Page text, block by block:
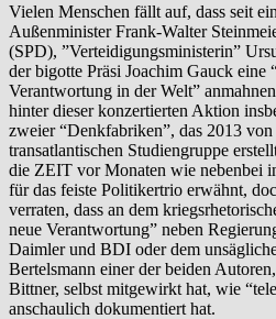
Vielen Menschen fällt auf, dass seit
Außenminister Frank-Walter
(SPD), ”Verteidigungsministerin”
der bigotte Präsi Joachim Gauck eine
Verantwortung in der Welt”
hinter dieser konzertierten Aktion
zweier “Denkfabriken”, das 2013
transatlantischen Studiengruppe
die ZEIT vor Monaten wie nebenbei
für das feiste Politikertrio erwähnt,
verraten, dass an dem
neue Verantwortung” neben
Daimler und BDI oder dem
Bertelsmann einer der beiden
Bittner, selbst mitgewirkt hat, wie
anschaulich dokumentiert hat.